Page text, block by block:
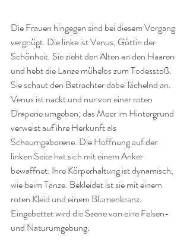
Die Frauen hingegen sind bei diesem Vorgang
vergnügt. Die linke ist Venus, Göttin der
Schönheit. Sie zieht den Alten an den Haaren
und hebt die Lanze mühelos zum Todesstoß.
Sie schaut den Betrachter dabei lächelnd an.
Venus ist nackt und nur von einer roten
Draperie umgeben; das Meer im Hintergrund
verweist auf ihre Herkunft als
Schaumgeborene. Die Hoffnung auf der
linken Seite hat sich mit einem Anker
bewaffnet. Ihre Körperhaltung ist dynamisch,
wie beim Tanze. Bekleidet ist sie mit einem
roten Kleid und einem Blumenkranz.
Eingebettet wird die Szene von eine Felsen-
und Naturumgebung.